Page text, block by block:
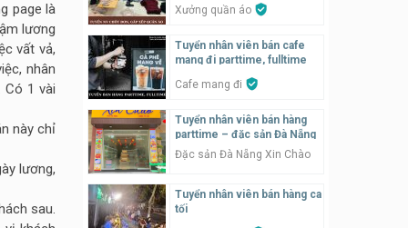
page là
lương
vất vả,
nhân
Có 1 vài
này chỉ
lương,
sau.
Xưởng quần áo
Tuyển nhân viên bán cafe
mang đi parttime, fulltime
Cafe mang đi
Tuyển nhân viên bán hàng
parttime – đặc sản Đà Nẵng
Đặc sản Đà Nẵng Xin Chào
Tuyển nhân viên bán hàng ca
tối